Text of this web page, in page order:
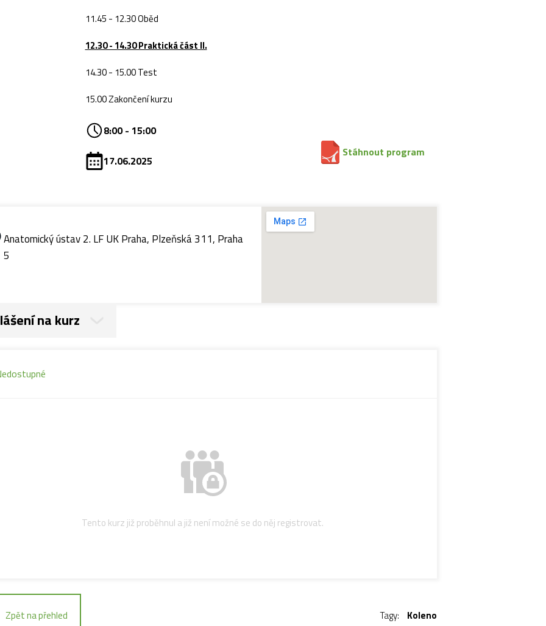
11.45 - 12.30 Oběd
12.30 - 14.30 Praktická část II.
14.30 - 15.00 Test
15.00 Zakončení kurzu
8:00 - 15:00
17.06.2025
Stáhnout program
Anatomický ústav 2. LF UK Praha, Plzeňská 311, Praha
5
na kurz
Tento kurz již proběhnul a již není možné se do něj registrovat.
Zpět na přehled Tagy: Koleno